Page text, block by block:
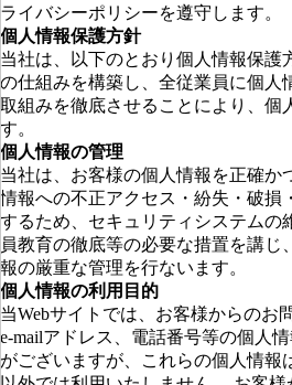
ライバシーポリシーを遵守します。
個人情報保護方針
当社は、以下のとおり個人情報保護
の仕組みを構築し、全従業員に個人
取組みを徹底させることにより、個
す。
個人情報の管理
当社は、お客様の個人情報を正確か
情報への不正アクセス・紛失・破損
するため、セキュリティシステムの
員教育の徹底等の必要な措置を講じ
報の厳重な管理を行ないます。
個人情報の利用目的
当Webサイトでは、お客様からのお
e-mailアドレス、電話番号等の個人
がございますが、これらの個人情報